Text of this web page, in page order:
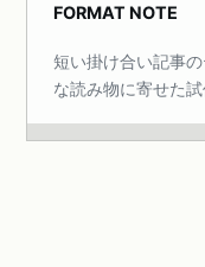
FORMAT NOTE
短い掛け合い記事
な読み物に寄せた試